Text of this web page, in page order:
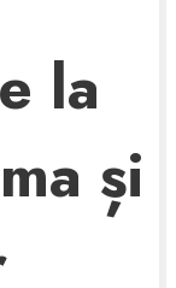
la
și